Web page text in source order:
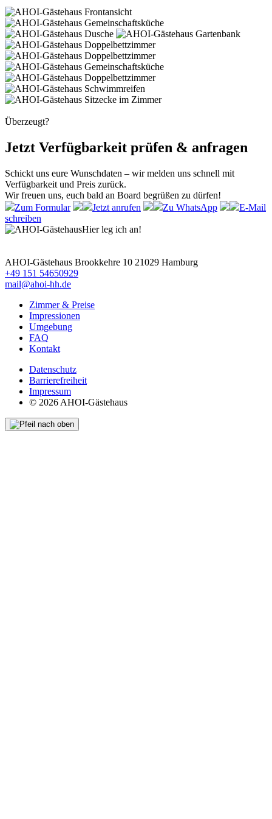
Überzeugt?
Jetzt Verfügbarkeit prüfen & anfragen
Schickt uns eure Wunschdaten – wir melden uns schnell mit
Verfügbarkeit und Preis zurück.
Wir freuen uns, euch bald an Board begrüßen zu dürfen!
Zum Formular
Jetzt anrufen Zu WhatsApp
E-Mail
schreiben
Hier leg ich an!
AHOI-Gästehaus Brookkehre 10 21029 Hamburg
+49 151 54650929
mail@ahoi-hh.de
Zimmer & Preise
Impressionen
Umgebung
FAQ
Kontakt
Datenschutz
Barrierefreiheit
Impressum
© 2026 AHOI-Gästehaus